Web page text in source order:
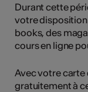
Durant cette
votre disposition
books, des
cours en ligne
Avec votre carte
gratuitement à